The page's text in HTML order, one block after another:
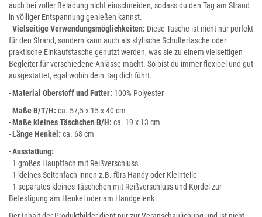
auch bei voller Beladung nicht einschneiden, sodass du den Tag am Strand
in völliger Entspannung genießen kannst.
-Vielseitige Verwendungsmöglichkeiten: Diese Tasche ist nicht nur perfekt
für den Strand, sondern kann auch als stylische Schultertasche oder
praktische Einkaufstasche genutzt werden, was sie zu einem vielseitigen
Begleiter für verschiedene Anlässe macht. So bist du immer flexibel und gut
ausgestattet, egal wohin dein Tag dich führt.
-Material Oberstoff und Futter: 100% Polyester
-Maße B/T/H: ca. 57,5 x 15 x 40 cm
-Maße kleines Täschchen B/H: ca. 19 x 13 cm
-Länge Henkel: ca. 68 cm
-Ausstattung:
1 großes Hauptfach mit Reißverschluss
1 kleines Seitenfach innen z.B. fürs Handy oder Kleinteile
1 separates kleines Täschchen mit Reißverschluss und Kordel zur
Befestigung am Henkel oder am Handgelenk